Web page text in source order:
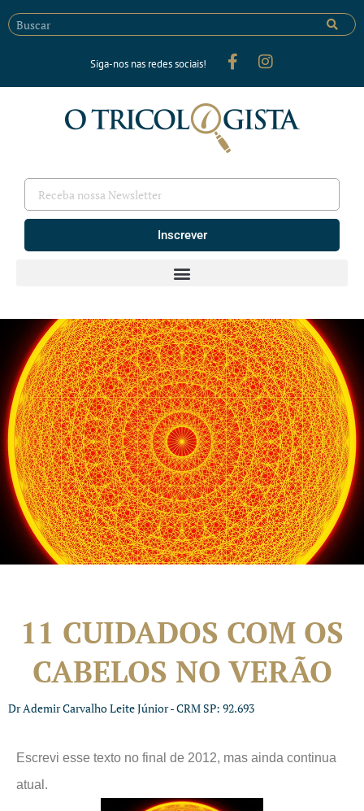
Siga-nos nas redes sociais!
Inscrever
11 CUIDADOS COM OS
CABELOS NO VERÃO
Dr Ademir Carvalho Leite Júnior - CRM SP: 92.693
Escrevi esse texto no final de 2012, mas ainda continua
atual.